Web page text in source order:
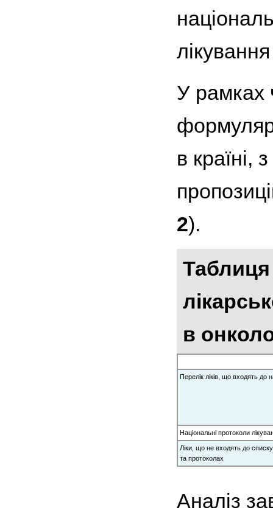
У рамках
в країні,
2).
Таблиця
в
Перелік ліків, що входять до
Національні протоколи
Ліки, що не входять до
та протоколах
Аналіз